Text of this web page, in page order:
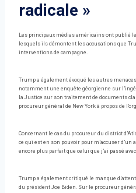
radicale »
Les principaux médias américains ont publié
lesquels ils démontent les accusations que
interventions de campagne.
Trump a également évoqué les autres
notamment une enquête géorgienne sur
la Justice sur son traitement de documents
procureur général de New York à propos de
Concernant le cas du procureur du district
ce qui est en son pouvoir pour m’accuser
encore plus parfait que celui que j’ai passé
Trump a également critiqué le manque
du président Joe Biden. Sur le procureur